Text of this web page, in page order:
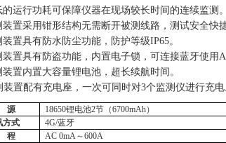
的运行功耗可保障仪器在现场较长时间的连续监测。
装置采用钳形结构无需断开被测线路，测试安全快捷
装置具有防水防尘功能，防护等级IP65。
装置具有防盗功能，内置电子锁， 可连接蓝牙使用
装置内置大容量锂电池，超长续航时间。
装置配有充电座，一次可同时对3个监测仪进行充电
源
18650锂电池2节（6700mAh）
方式
4G/蓝牙
程
AC 0mA～600A